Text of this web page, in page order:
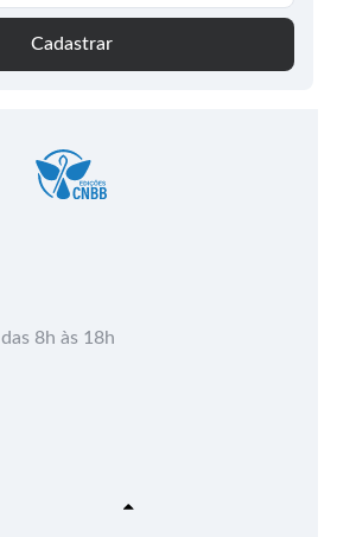
Cadastrar
8h às 18h